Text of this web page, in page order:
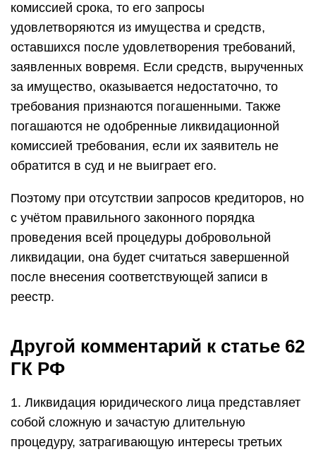
комиссией срока, то его запросы
удовлетворяются из имущества и средств,
оставшихся после удовлетворения требований,
заявленных вовремя. Если средств, вырученных
за имущество, оказывается недостаточно, то
требования признаются погашенными. Также
погашаются не одобренные ликвидационной
комиссией требования, если их заявитель не
обратится в суд и не выиграет его.
Поэтому при отсутствии запросов кредиторов, но
с учётом правильного законного порядка
проведения всей процедуры добровольной
ликвидации, она будет считаться завершенной
после внесения соответствующей записи в
реестр.
Другой комментарий к статье 62
ГК РФ
1. Ликвидация юридического лица представляет
собой сложную и зачастую длительную
процедуру, затрагивающую интересы третьих